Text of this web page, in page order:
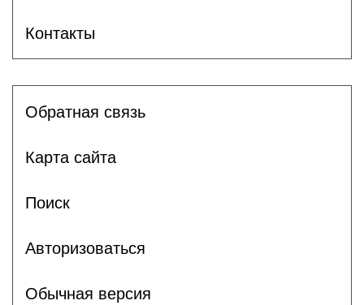
Контакты
Обратная связь
Карта сайта
Поиск
Авторизоваться
Обычная версия